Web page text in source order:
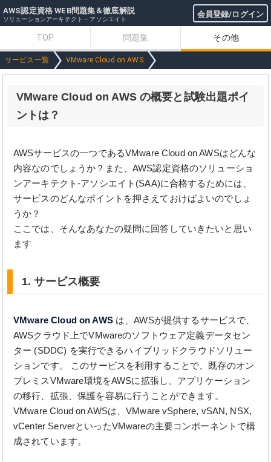
AWS認定資格 WEB問題集＆徹底解説 会員登録/ログイン
ソリューションアーキテクト – アソシエイト
TOP 問題集 その他
サービス一覧 VMware Cloud on AWS
VMware Cloud on AWS の概要と試験出題ポイ
ントは？
AWSサービスの一つであるVMware Cloud on AWSはどんな
内容なのでしょうか？また、AWS認定資格のソリューショ
ンアーキテクト-アソシエイト(SAA)に合格するためには、
サービスのどんなポイントを押さえておけばよいのでしょ
うか？
ここでは、そんなあなたの疑問に回答していきたいと思い
ます
1. サービス概要
VMware Cloud on AWSは、AWSが提供するサービスで、
AWSクラウド上でVMwareのソフトウェア定義データセン
ター (SDDC) を実行できるハイブリッドクラウドソリュー
ションです。 このサービスを利用することで、既存のオン
プレミスVMware環境をAWSに拡張し、アプリケーション
の移行、拡張、保護を容易に行うことができます。
VMware Cloud on AWSは、VMware vSphere, vSAN, NSX,
vCenter ServerといったVMwareの主要コンポーネントで構
成されています。